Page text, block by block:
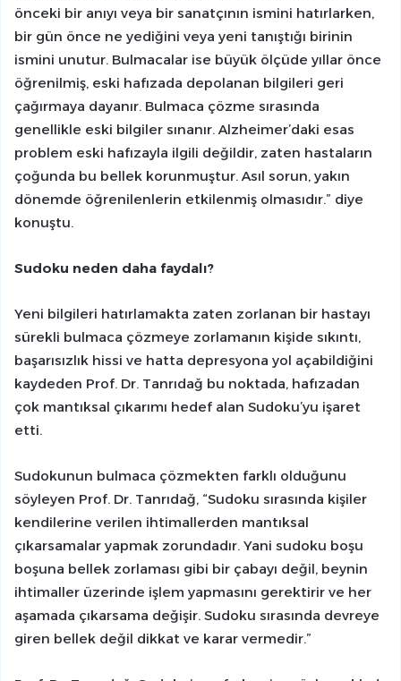
önceki bir anıyı veya bir sanatçının ismini hatırlarken,
bir gün önce ne yediğini veya yeni tanıştığı birinin
ismini unutur. Bulmacalar ise büyük ölçüde yıllar önce
öğrenilmiş, eski hafızada depolanan bilgileri geri
çağırmaya dayanır. Bulmaca çözme sırasında
genellikle eski bilgiler sınanır. Alzheimer’daki esas
problem eski hafızayla ilgili değildir, zaten hastaların
çoğunda bu bellek korunmuştur. Asıl sorun, yakın
dönemde öğrenilenlerin etkilenmiş olmasıdır.” diye
konuştu.
Sudoku neden daha faydalı?
Yeni bilgileri hatırlamakta zaten zorlanan bir hastayı
sürekli bulmaca çözmeye zorlamanın kişide sıkıntı,
başarısızlık hissi ve hatta depresyona yol açabildiğini
kaydeden Prof. Dr. Tanrıdağ bu noktada, hafızadan
çok mantıksal çıkarımı hedef alan Sudoku’yu işaret
etti.
Sudokunun bulmaca çözmekten farklı olduğunu
söyleyen Prof. Dr. Tanrıdağ, “Sudoku sırasında kişiler
kendilerine verilen ihtimallerden mantıksal
çıkarsamalar yapmak zorundadır. Yani sudoku boşu
boşuna bellek zorlaması gibi bir çabayı değil, beynin
ihtimaller üzerinde işlem yapmasını gerektirir ve her
aşamada çıkarsama değişir. Sudoku sırasında devreye
giren bellek değil dikkat ve karar vermedir.”